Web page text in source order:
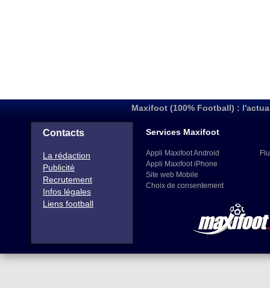
Maxifoot (100% Football) :
Contacts
La rédaction
Publicité
Recrutement
Infos légales
Liens football
Services Maxifoot
Appli Maxifoot Android
Appli Maxifoot iPhone
Site web Mobile
Choix de consentement